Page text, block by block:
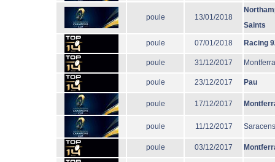
poule 13/01/2018
Saints
poule 07/01/2018 Racing
poule 31/12/2017
poule 23/12/2017 Pau
poule 17/12/2017
poule 11/12/2017 Saracens
poule 03/12/2017